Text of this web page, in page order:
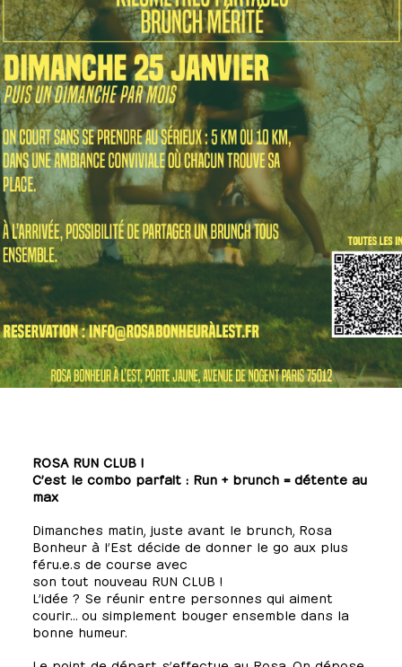
ROSA RUN CLUB !
C’est le combo parfait : Run + brunch = détente au
max
Dimanches matin, juste avant le brunch, Rosa
Bonheur à l’Est décide de donner le go aux plus
féru.e.s de course avec
son tout nouveau RUN CLUB !
L’idée ? Se réunir entre personnes qui aiment
courir… ou simplement bouger ensemble dans la
bonne humeur.